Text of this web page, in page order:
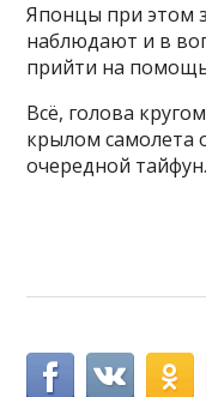
Японцы при этом
наблюдают и в
прийти на
Всё, голова
крылом самолета
очередной тайфун.